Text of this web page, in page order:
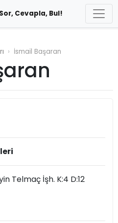
Cevapla, Bul!
İsmail Başaran
Telmaç İşh. K:4 D:12